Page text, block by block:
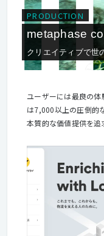
PRODUCTION
metaphase
クリエイティブで世
ユーザーには最良の体
は7,000以上の圧倒的
本質的な価値提供を
通じて、 ユーザーに
には最大の成果を導くためのご
理解すること 私たちは常に「デザインとは何か」という問いを大
切にしています。私
に対して企業の提供
見出し、伝えることに
の深い理解が最も重